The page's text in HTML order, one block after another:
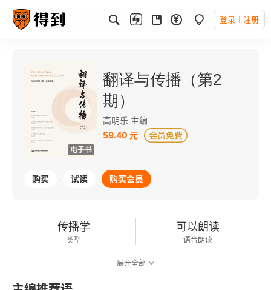
登录 注册
电子书
翻译与传播（第2
期）
高明乐 主编
59.40 元
购买 试读 购买会员
传播学
类型
可以朗读
语音朗读
展开全部